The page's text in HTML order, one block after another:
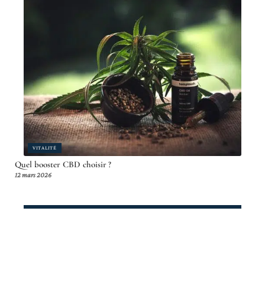
VITALITÉ
Quel booster CBD choisir ?
12 mars 2026